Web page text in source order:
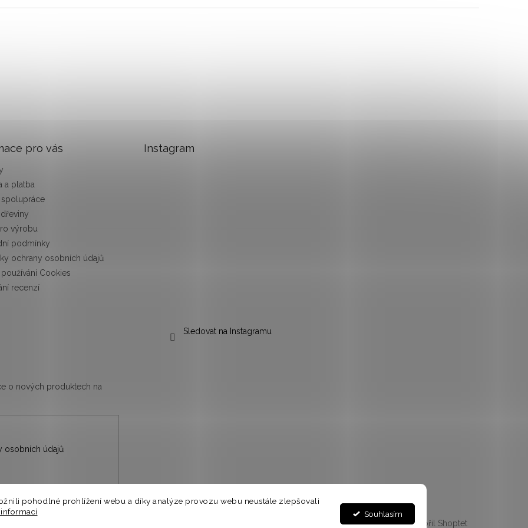
pohodlné prohlížení webu a díky analýze provozu webu neustále zlepšovali
Souhlasím
pro vás
a platba
spolupráce
výrobu
podmínky
ochrany osobních údajů
Cookies
recenzí
Instagram
Sledovat na Instagramu
o nových produktech na
osobních údajů
Vytvořil Shoptet